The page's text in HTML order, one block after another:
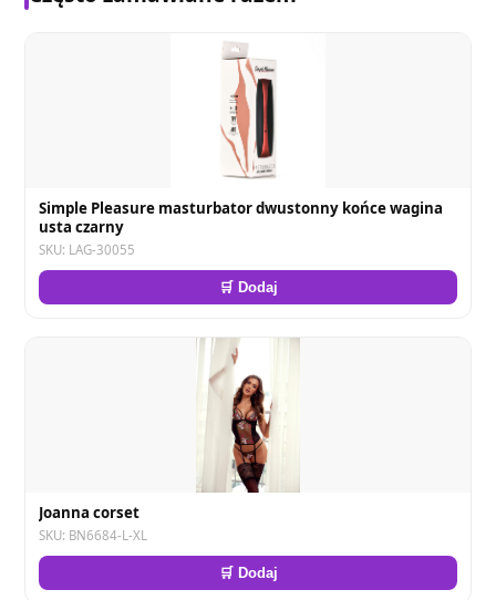
Simple Pleasure masturbator dwustonny końce wagina
usta czarny
SKU: LAG-30055
🛒 Dodaj
Joanna corset
SKU: BN6684-L-XL
🛒 Dodaj